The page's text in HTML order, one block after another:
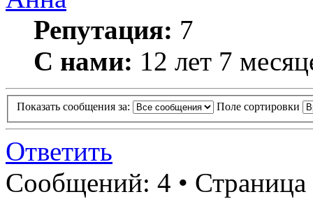
Репутация: 7
С нами: 12 лет 7
Показать сообщения за: Поле сортировки
Ответить
Сообщений: 4 • Страница